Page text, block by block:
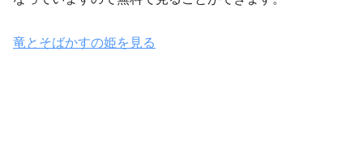
竜とそばかすの姫を見る